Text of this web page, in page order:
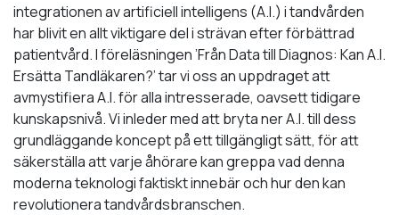
integrationen av artificiell intelligens (A.I.) i tandvården
har blivit en allt viktigare del i strävan efter förbättrad
patientvård. I föreläsningen ’Från Data till Diagnos: Kan A.I.
Ersätta Tandläkaren?’ tar vi oss an uppdraget att
avmystifiera A.I. för alla intresserade, oavsett tidigare
kunskapsnivå. Vi inleder med att bryta ner A.I. till dess
grundläggande koncept på ett tillgängligt sätt, för att
säkerställa att varje åhörare kan greppa vad denna
moderna teknologi faktiskt innebär och hur den kan
revolutionera tandvårdsbranschen.